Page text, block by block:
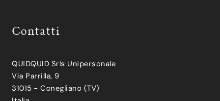
Contatti
QUIDQUID Srls Unipersonale
Via Parrilla, 9
31015 - Conegliano (TV)